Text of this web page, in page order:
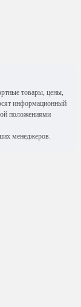
товары, цены,
информационный
положениями
менеджеров.